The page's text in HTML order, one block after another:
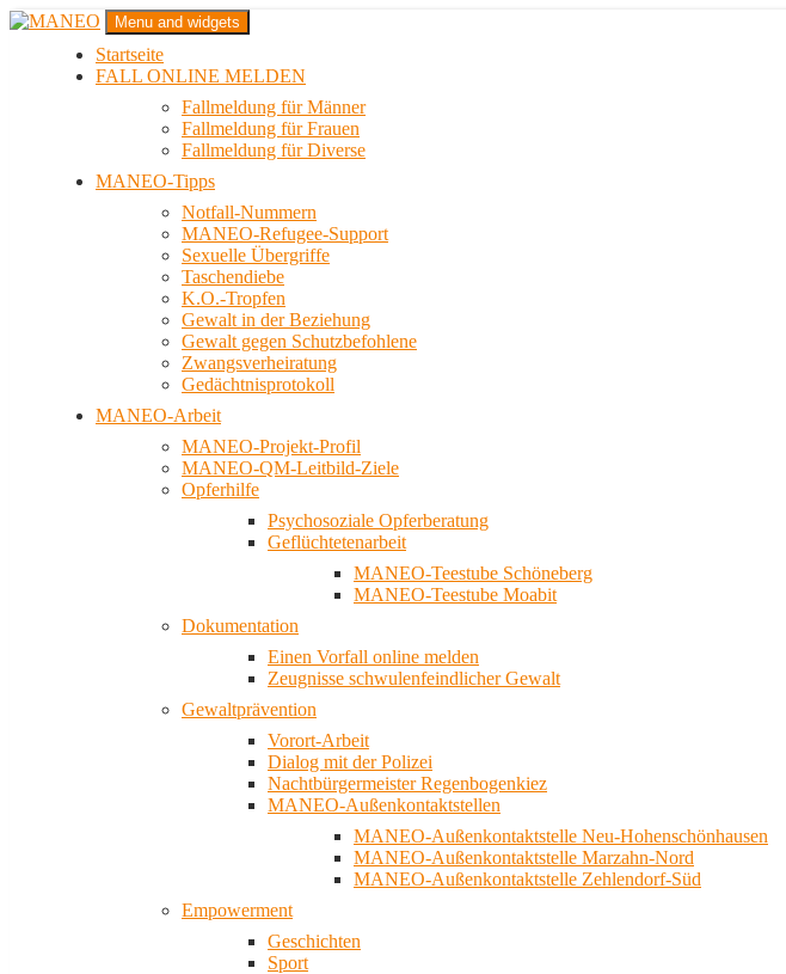
Zum
MANEO
Das schwule Anti-Gewalt-Projekt in Berlin
Menu and widgets
Startseite
FALL ONLINE MELDEN
Fallmeldung für Männer
Fallmeldung für Frauen
Fallmeldung für Diverse
MANEO-Tipps
Notfall-Nummern
MANEO-Refugee-Support
Sexuelle Übergriffe
Taschendiebe
K.O.-Tropfen
Gewalt in der Beziehung
Gewalt gegen Schutzbefohlene
Zwangsverheiratung
Gedächtnisprotokoll
MANEO-Arbeit
MANEO-Projekt-Profil
MANEO-QM-Leitbild-Ziele
Opferhilfe
Psychosoziale Opferberatung
Geflüchtetenarbeit
MANEO-Teestube Schöneberg
MANEO-Teestube Moabit
Dokumentation
Einen Vorfall online melden
Zeugnisse schwulenfeindlicher Gewalt
Gewaltprävention
Vorort-Arbeit
Dialog mit der Polizei
Nachtbürgermeister Regenbogenkiez
MANEO-Außenkontaktstellen
MANEO-Außenkontaktstelle Neu-Hohenschönhausen
MANEO-Außenkontaktstelle Marzahn-Nord
MANEO-Außenkontaktstelle Zehlendorf-Süd
Empowerment
Geschichten
Sport